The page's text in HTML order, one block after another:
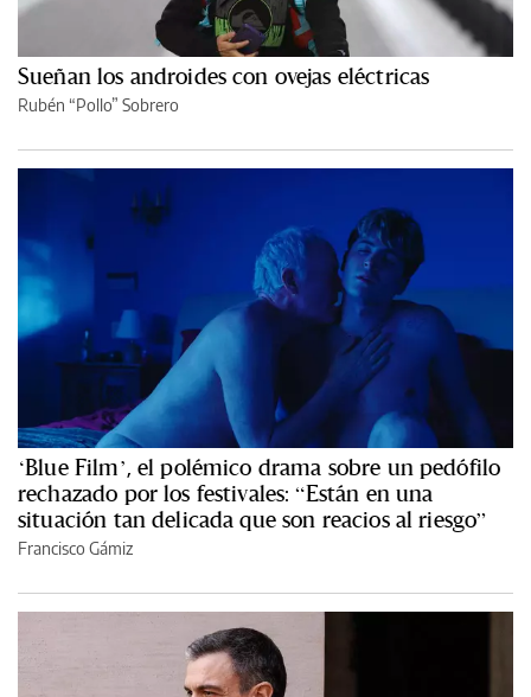
Sueñan los androides con ovejas eléctricas
Rubén “Pollo” Sobrero
‘Blue Film’, el polémico drama sobre un pedófilo
rechazado por los festivales: “Están en una
situación tan delicada que son reacios al riesgo”
Francisco Gámiz